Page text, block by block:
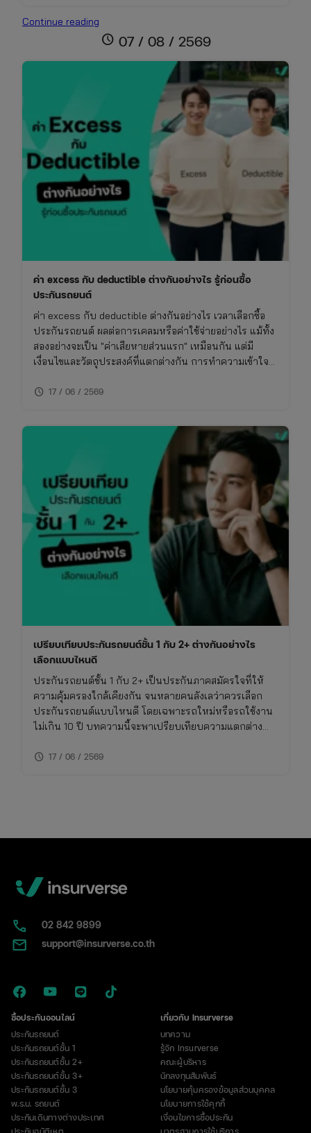
Continue reading
คือ
รถ
รู้
ก่อน
ซื้อ
ประกัน
schedule 07 / 08 / 2569
ค่า excess กับ deductible ต่างกันอย่างไร รู้ก่อนซื้อ
ประกันรถยนต์
ค่า excess กับ deductible ต่างกันอย่างไร เวลาเลือกซื้อ
ประกันรถยนต์ ผลต่อการเคลมหรือค่าใช้จ่ายอย่างไร แม้ทั้ง
สองอย่างจะเป็น "ค่าเสียหายส่วนแรก" เหมือนกัน แต่มี
เงื่อนไขและวัตถุประสงค์ที่แตกต่างกัน การทำความเข้าใจ
ไม่พลาดย้อนหลัง
schedule 17 / 06 / 2569
เปรียบเทียบประกันรถยนต์ชั้น 1 กับ 2+ ต่างกันอย่างไร
เลือกแบบไหนดี
ประกันรถยนต์ชั้น 1 กับ 2+ เป็นประกันภาคสมัครใจที่ให้
ความคุ้มครองใกล้เคียงกัน จนหลายคนลังเลว่าควรเลือก
ประกันรถยนต์แบบไหนดี โดยเฉพาะรถใหม่หรือรถใช้งาน
ไม่เกิน 10 ปี บทความนี้จะพาเปรียบเทียบความแตกต่าง
เทียบ ทั้งเรื่องความคุ้มครอง ค่าเบี้ย และความเหมาะสมใน
schedule 17 / 06 / 2569
02​ 842 9899
support@insurverse.co.th
ซื้อประกันออนไลน์
ประกันรถยนต์
ประกันรถยนต์ชั้น 1
ประกันรถยนต์ชั้น 2+
ประกันรถยนต์ชั้น 3+
ประกันรถยนต์ชั้น 3
พ.ร.บ. รถยนต์
ประกันเดินทางต่างประเทศ
เกี่ยวกับ Insurverse
บทความ
รู้จัก Insurverse
คณะผู้บริหาร
นักลงทุนสัมพันธ์
นโยบายคุ้มครองข้อมูลส่วนบุคคล
นโยบายการใช้คุกกี้
เงื่อนไขการซื้อประกัน